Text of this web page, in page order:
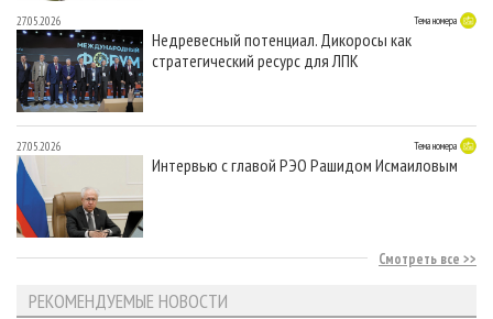
27.05.2026 Тема номера
Недревесный потенциал. Дикоросы как
стратегический ресурс для ЛПК
27.05.2026 Тема номера
Интервью с главой РЭО Рашидом Исмаиловым
Смотреть все
РЕКОМЕНДУЕМЫЕ НОВОСТИ